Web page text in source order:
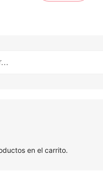
en el carrito.